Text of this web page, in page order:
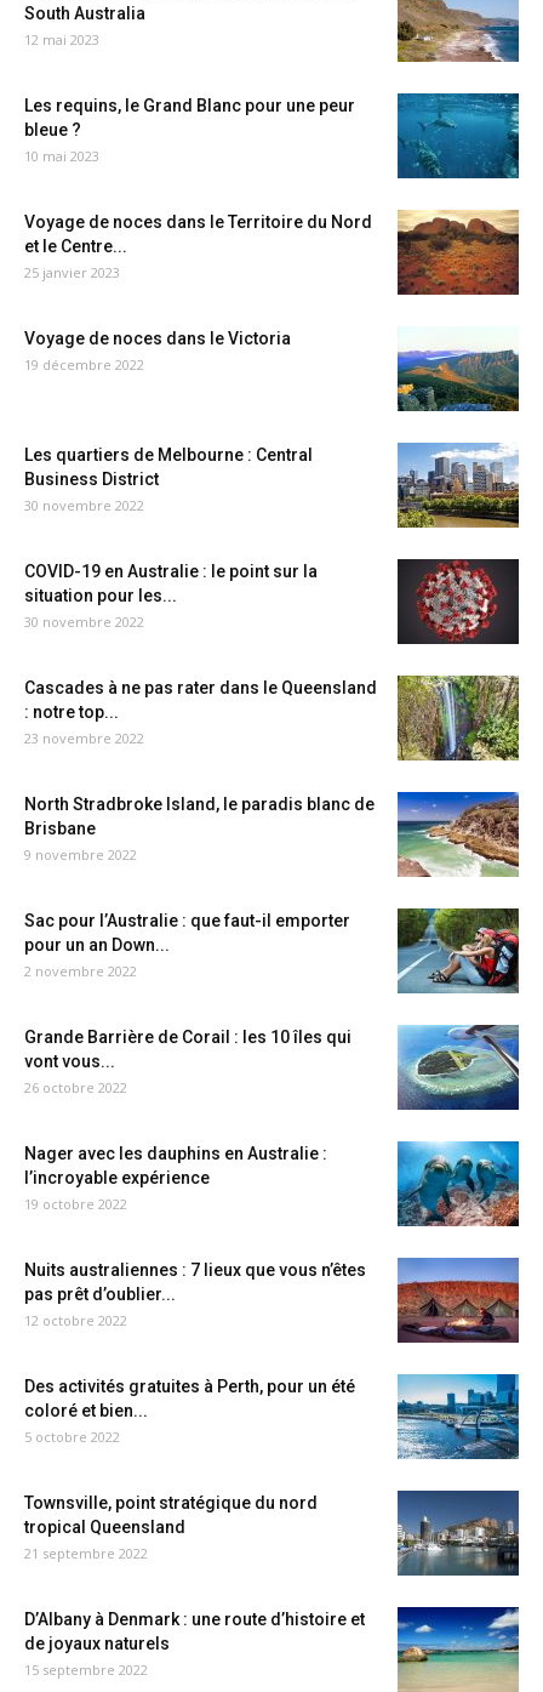
South Australia
12 mai 2023
Les requins, le Grand Blanc pour une peur
bleue ?
10 mai 2023
Voyage de noces dans le Territoire du Nord
et le Centre...
25 janvier 2023
Voyage de noces dans le Victoria
19 décembre 2022
Les quartiers de Melbourne : Central
Business District
30 novembre 2022
COVID-19 en Australie : le point sur la
situation pour les...
30 novembre 2022
Cascades à ne pas rater dans le Queensland
: notre top...
23 novembre 2022
North Stradbroke Island, le paradis blanc de
Brisbane
9 novembre 2022
Sac pour l’Australie : que faut-il emporter
pour un an Down...
2 novembre 2022
Grande Barrière de Corail : les 10 îles qui
vont vous...
26 octobre 2022
Nager avec les dauphins en Australie :
l’incroyable expérience
19 octobre 2022
Nuits australiennes : 7 lieux que vous n’êtes
pas prêt d’oublier...
12 octobre 2022
Des activités gratuites à Perth, pour un été
coloré et bien...
5 octobre 2022
Townsville, point stratégique du nord
tropical Queensland
21 septembre 2022
D’Albany à Denmark : une route d’histoire et
de joyaux naturels
15 septembre 2022